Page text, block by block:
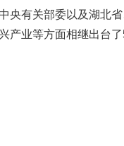
央有关部委以及湖北
产业等方面相继出台